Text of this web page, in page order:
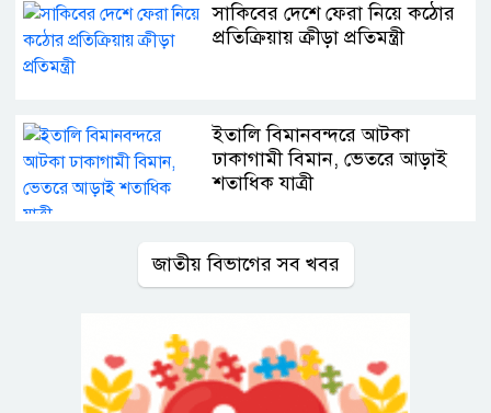
সাকিবের দেশে ফেরা নিয়ে কঠোর
প্রতিক্রিয়ায় ক্রীড়া প্রতিমন্ত্রী
ইতালি বিমানবন্দরে আটকা
ঢাকাগামী বিমান, ভেতরে আড়াই
শতাধিক যাত্রী
জাতীয় বিভাগের সব খবর